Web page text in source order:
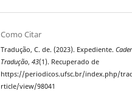
Como Citar
Tradução, C. de. (2023). Expediente.
Tradução,43(1). Recuperado de
https://periodicos.ufsc.br/index.php/
rticle/view/98041